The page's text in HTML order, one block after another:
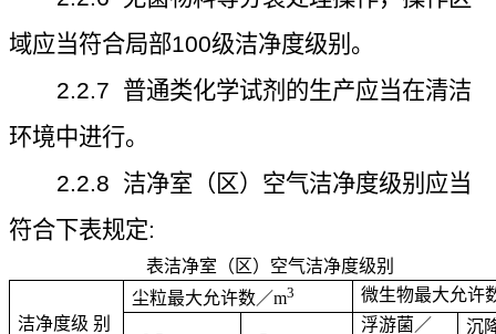
域应当符合局部100级洁净度级别。
2.2.7 普通类化学试剂的生产应当在清洁
环境中进行。
2.2.8 洁净室（区）空气洁净度级别应当
符合下表规定:
表洁净室（区）空气洁净度级别
洁净度级 别
尘粒最大允许数／m3 微生物最大允许
浮游菌／
沉